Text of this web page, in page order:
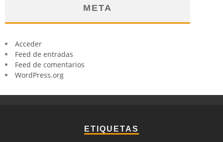
META
Acceder
Feed de entradas
Feed de comentarios
WordPress.org
ETIQUETAS